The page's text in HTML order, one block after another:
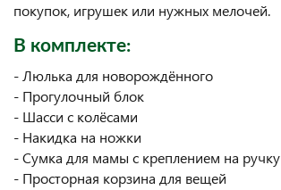
покупок, игрушек или нужных мелочей.
В комплекте:
- Люлька для новорождённого
- Прогулочный блок
- Шасси с колёсами
- Накидка на ножки
- Сумка для мамы с креплением на ручку
- Просторная корзина для вещей